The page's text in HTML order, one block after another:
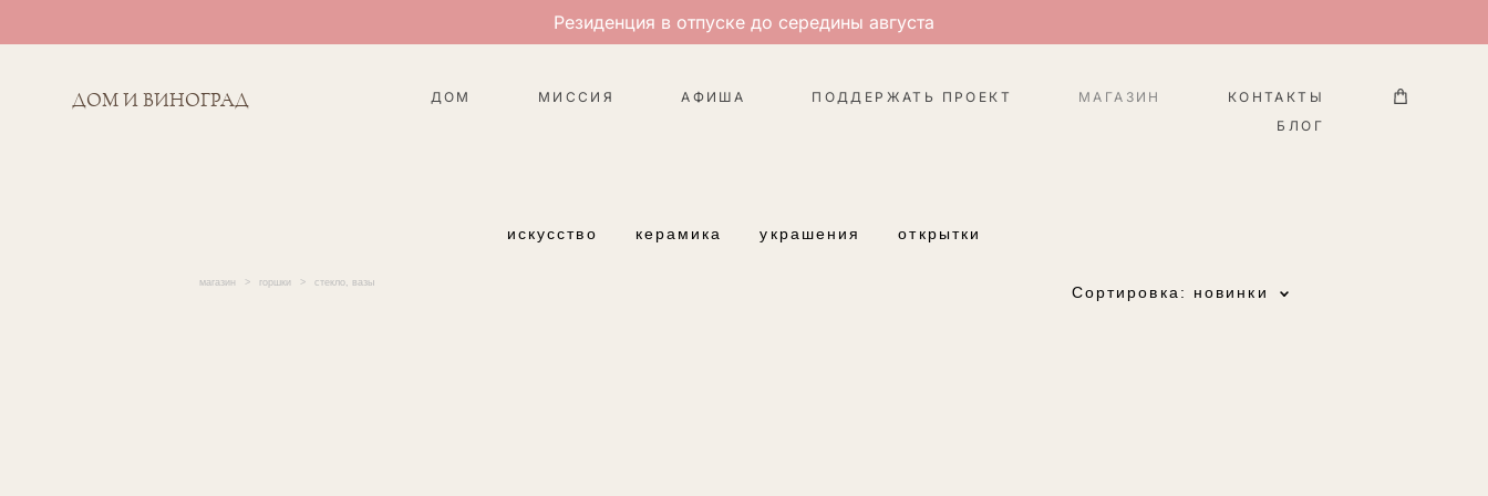
Резиденция в отпуске до середины августа
ДОМ И ВИНОГРАД ДОМ МИССИЯ АФИША ПОДДЕРЖАТЬ ПРОЕКТ МАГАЗИН
КОНТАКТЫ
БЛОГ
искусство керамика украшения открытки
магазин > горшки > стекло, вазы
Сортировка: новинки